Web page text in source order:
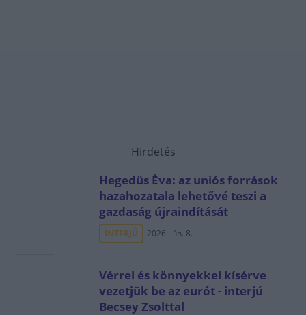
Hirdetés
Hegedüs Éva: az uniós források
hazahozatala lehetővé teszi a
gazdaság újraindítását
INTERJÚ 2026. jún. 8.
Vérrel és könnyekkel kísérve
vezetjük be az eurót - interjú
Becsey Zsolttal